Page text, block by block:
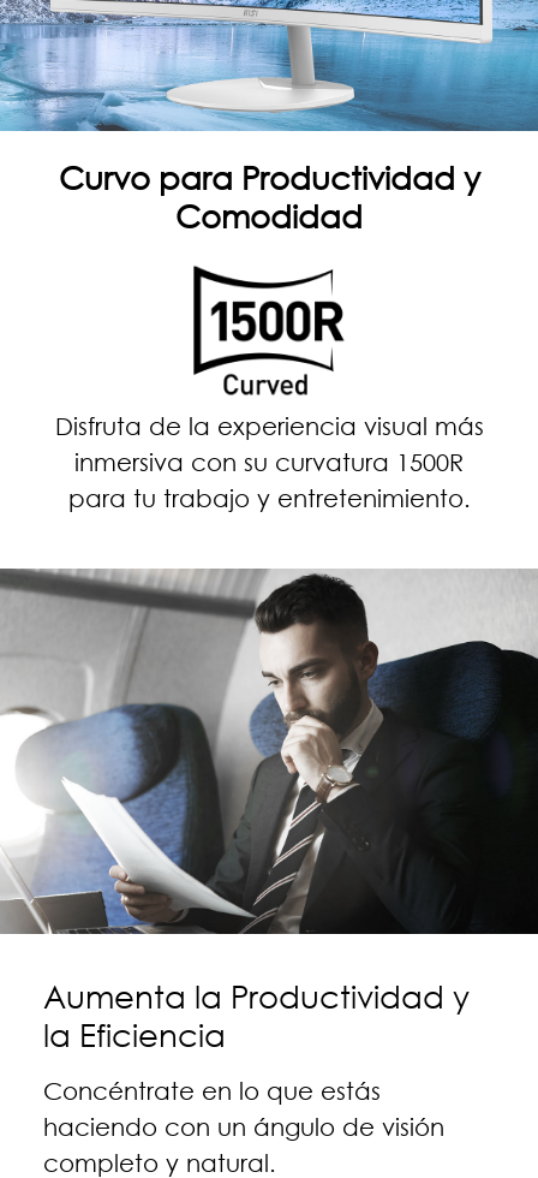
Curvo para Productividad y
Comodidad
Disfruta de la experiencia visual más
inmersiva con su curvatura 1500R
para tu trabajo y entretenimiento.
Aumenta la Productividad y
la Eficiencia
Concéntrate en lo que estás
haciendo con un ángulo de visión
completo y natural.